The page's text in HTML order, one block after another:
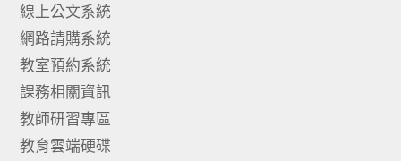
線上公文系統
網路請購系統
教室預約系統
課務相關資訊
教師研習專區
教育雲端硬碟